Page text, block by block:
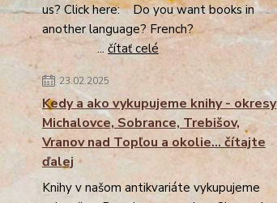
us? Click here: Do you want books in
another language? French?
... čítať celé
23.02.2025
Kedy a ako vykupujeme knihy - okresy
Michalovce, Sobrance, Trebišov,
Vranov nad Topľou a okolie... čítajte
ďalej
Knihy v našom antikvariáte vykupujeme